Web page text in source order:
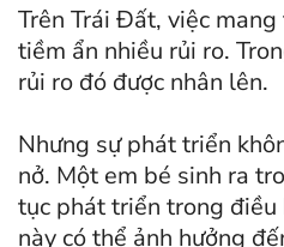
Trên Trái Đất, việc
tiềm ẩn nhiều rủi ro.
rủi ro đó được nhân lên.
Nhưng sự phát triển
nở. Một em bé sinh ra
tục phát triển trong
này có thể ảnh hưởng